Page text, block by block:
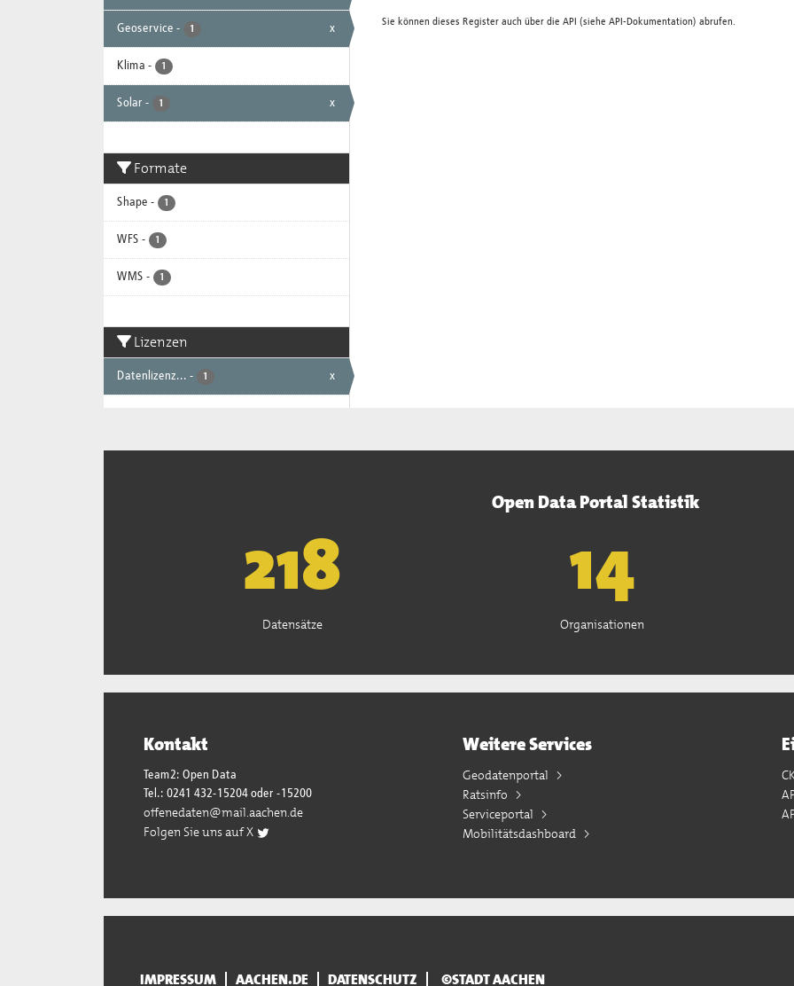
Geoservice - 1 x
Klima - 1
Solar - 1 x
Formate
Shape - 1
WFS - 1
WMS - 1
Lizenzen
Datenlizenz... - 1 x
Sie können dieses Register auch über die API (siehe API-Dokumentation) abrufen.
Open Data Portal Statistik
221
Datensätze
15
Organisationen
Kontakt
Team2: Open Data
Tel.: 0241 432-15204 oder -15200
offenedaten@mail.aachen.de
Folgen Sie uns auf X
Weitere Services
Geodatenportal
Ratsinfo
Serviceportal
Mobilitätsdashboard
IMPRESSUM AACHEN.DE DATENSCHUTZ ©STADT AACHEN